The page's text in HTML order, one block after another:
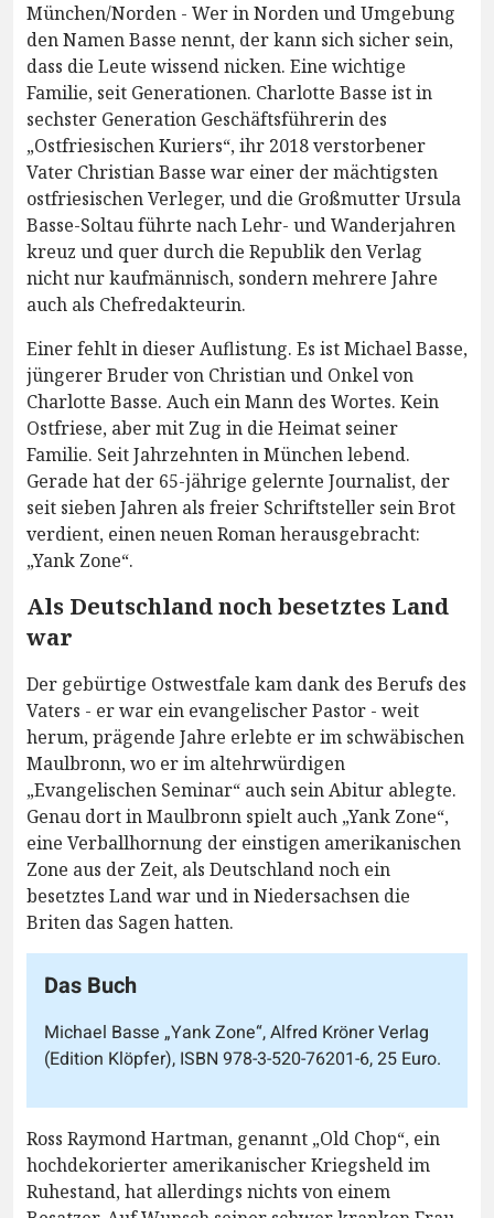
München/Norden - Wer in Norden und Umgebung
den Namen Basse nennt, der kann sich sicher sein,
dass die Leute wissend nicken. Eine wichtige
Familie, seit Generationen. Charlotte Basse ist in
sechster Generation Geschäftsführerin des
„Ostfriesischen Kuriers“, ihr 2018 verstorbener
Vater Christian Basse war einer der mächtigsten
ostfriesischen Verleger, und die Großmutter Ursula
Basse-Soltau führte nach Lehr- und Wanderjahren
kreuz und quer durch die Republik den Verlag
nicht nur kaufmännisch, sondern mehrere Jahre
auch als Chefredakteurin.
Einer fehlt in dieser Auflistung. Es ist Michael Basse,
jüngerer Bruder von Christian und Onkel von
Charlotte Basse. Auch ein Mann des Wortes. Kein
Ostfriese, aber mit Zug in die Heimat seiner
Familie. Seit Jahrzehnten in München lebend.
Gerade hat der 65-jährige gelernte Journalist, der
seit sieben Jahren als freier Schriftsteller sein Brot
verdient, einen neuen Roman herausgebracht:
„Yank Zone“.
Als Deutschland noch besetztes Land
war
Der gebürtige Ostwestfale kam dank des Berufs des
Vaters - er war ein evangelischer Pastor - weit
herum, prägende Jahre erlebte er im schwäbischen
Maulbronn, wo er im altehrwürdigen
„Evangelischen Seminar“ auch sein Abitur ablegte.
Genau dort in Maulbronn spielt auch „Yank Zone“,
eine Verballhornung der einstigen amerikanischen
Zone aus der Zeit, als Deutschland noch ein
besetztes Land war und in Niedersachsen die
Briten das Sagen hatten.
Das Buch
Michael Basse „Yank Zone“, Alfred Kröner Verlag
(Edition Klöpfer), ISBN 978-3-520-76201-6, 25 Euro.
Ross Raymond Hartman, genannt „Old Chop“, ein
hochdekorierter amerikanischer Kriegsheld im
Ruhestand, hat allerdings nichts von einem